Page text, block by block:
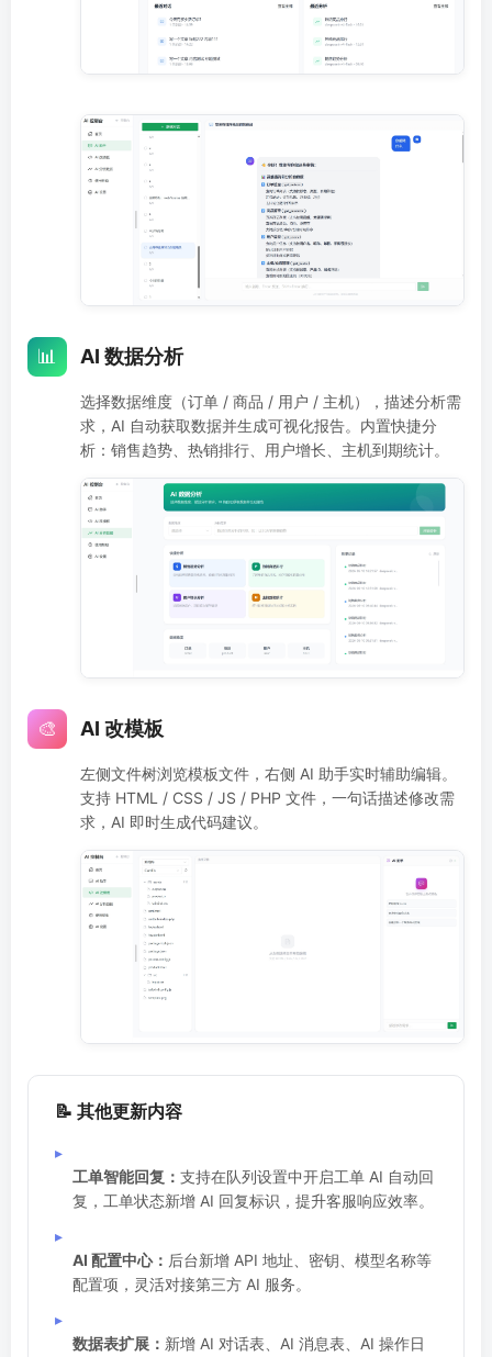
📊 AI 数据分析
选择数据维度（订单 / 商品 / 用户 / 主机），描述分析需
求，AI 自动获取数据并生成可视化报告。内置快捷分
析：销售趋势、热销排行、用户增长、主机到期统计。
🎨 AI 改模板
左侧文件树浏览模板文件，右侧 AI 助手实时辅助编辑。
支持 HTML / CSS / JS / PHP 文件，一句话描述修改需
求，AI 即时生成代码建议。
📝 其他更新内容
▸
工单智能回复： 支持在队列设置中开启工单 AI 自动回
复，工单状态新增 AI 回复标识，提升客服响应效率。
▸
AI 配置中心： 后台新增 API 地址、密钥、模型名称等
配置项，灵活对接第三方 AI 服务。
▸
数据表扩展： 新增 AI 对话表、AI 消息表、AI 操作日